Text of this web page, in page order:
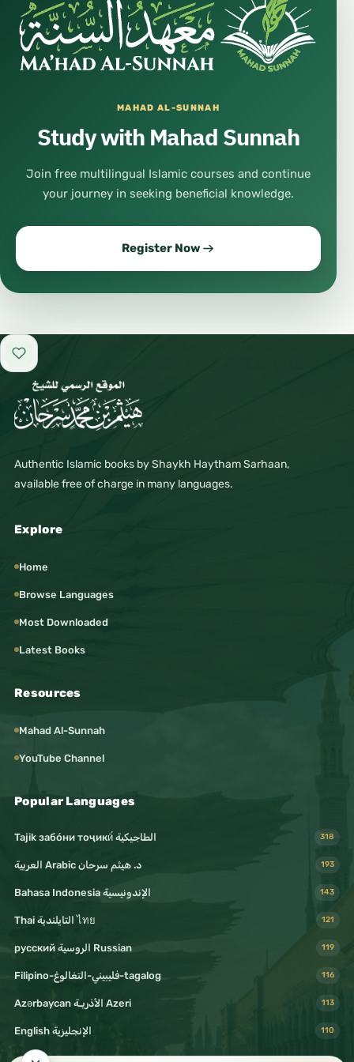
или да се надева во него,
или да се сака како што се сака Аллах,
يدعوه كما يدعو الله أو يخافه أو يرجوه أو يحبه كحب
شرك أصغر
(не го изведува човекот од верата, но е
поголем од големите гревови)
заколнување во нешто друго освен во Аллах,
верувајќи дека тие се причина за заштита
أنها سبب للحفظ أو أنها تدفع العين
Големи гревови
(Сите гревови за кои е пропишана посебна
казна) Како: сихир, непочитување на
родителите, камата, блуд, содомија, лажење,
пиење алкохол, кражба, озборување,
убиство на невина душа која Аллах ја
забранил освен со право, јадење од имотот
MAHAD AL-SUNNAH
Study with Mahad Sunnah
Join free multilingual Islamic courses and continue
your journey in seeking beneficial knowledge.
Register Now
Add to favorites
Authentic Islamic books by Shaykh Haytham Sarhaan,
available free of charge in many languages.
Explore
Home
Browse Languages
Most Downloaded
Latest Books
Resources
Mahad Al-Sunnah
YouTube Channel
Popular Languages
Tajik забо́ни тоҷикӣ́ الطاجيكية 318
د. هيثم سرحان Arabic العربية 193
Bahasa Indonesia الإندونيسية 143
Thai التايلندية ไทย 121
русский الروسية Russian 119
Filipino-فليبيني-التغالوغ-tagalog 116
Azərbaycan الأذريـة Azeri 113
English الإنجليزية 110